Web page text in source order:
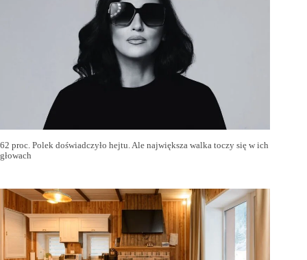
62 proc. Polek doświadczyło hejtu. Ale największa walka toczy się w ich
głowach